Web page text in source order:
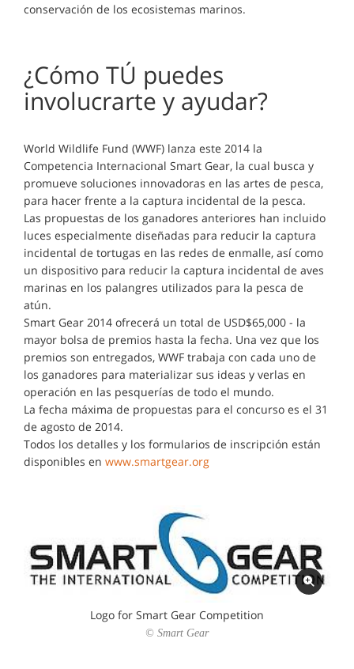
conservación de los ecosistemas marinos.
¿Cómo TÚ puedes
involucrarte y ayudar?
World Wildlife Fund (WWF) lanza este 2014 la
Competencia Internacional Smart Gear, la cual busca y
promueve soluciones innovadoras en las artes de pesca,
para hacer frente a la captura incidental de la pesca.
Las propuestas de los ganadores anteriores han incluido
luces especialmente diseñadas para reducir la captura
incidental de tortugas en las redes de enmalle, así como
un dispositivo para reducir la captura incidental de aves
marinas en los palangres utilizados para la pesca de
atún.
Smart Gear 2014 ofrecerá un total de USD$65,000 - la
mayor bolsa de premios hasta la fecha. Una vez que los
premios son entregados, WWF trabaja con cada uno de
los ganadores para materializar sus ideas y verlas en
operación en las pesquerías de todo el mundo.
La fecha máxima de propuestas para el concurso es el 31
de agosto de 2014.
Todos los detalles y los formularios de inscripción están
disponibles en www.smartgear.org
Logo for Smart Gear Competition
© Smart Gear